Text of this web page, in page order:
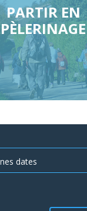
PARTIR EN
PÈLERINAGE